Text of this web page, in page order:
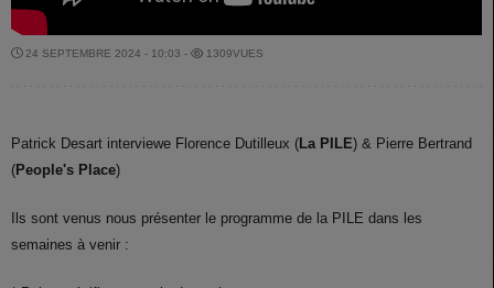
24 SEPTEMBRE 2024 - 10:03 - 1309VUES
Patrick Desart interviewe Florence Dutilleux (La PILE) & Pierre Bertrand
(People's Place)
Ils sont venus nous présenter le programme de la PILE dans les
semaines à venir :